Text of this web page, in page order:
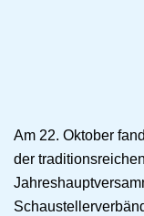
Am 22. Oktober
der